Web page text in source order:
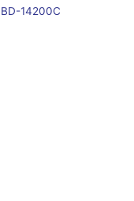
14200C